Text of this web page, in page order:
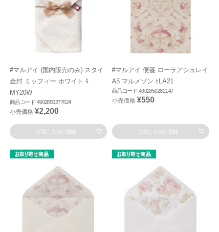
#マルアイ (国内販売のみ) スタイ
金封 ミッフィー ホワイト ｷ
MY20W
商品コード:4902850277624
小売価格 ¥2,200
お気に入りに登録
#マルアイ 便箋 ローラアシュレイ
A5 マルメゾン ﾋLA21
商品コード:4902850282147
小売価格 ¥550
お気に入りに登録